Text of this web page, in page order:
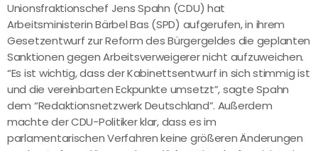
Unionsfraktionschef Jens Spahn (CDU) hat
Arbeitsministerin Bärbel Bas (SPD) aufgerufen, in ihrem
Gesetzentwurf zur Reform des Bürgergeldes die geplanten
Sanktionen gegen Arbeitsverweigerer nicht aufzuweichen.
“Es ist wichtig, dass der Kabinettsentwurf in sich stimmig ist
und die vereinbarten Eckpunkte umsetzt”, sagte Spahn
dem “Redaktionsnetzwerk Deutschland”. Außerdem
machte der CDU-Politiker klar, dass es im
parlamentarischen Verfahren keine größeren Änderungen